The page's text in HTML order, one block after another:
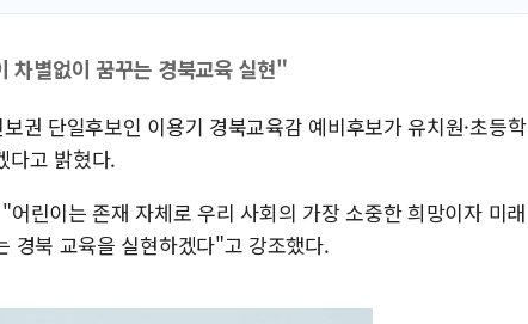
차별없이 꿈꾸는 경북교육 실현"
권 단일후보인 이용기 경북교육감 예비후보가 유치원·초등학
다고 밝혔다.
린이는 존재 자체로 우리 사회의 가장 소중한 희망이자 미래
경북 교육을 실현하겠다"고 강조했다.